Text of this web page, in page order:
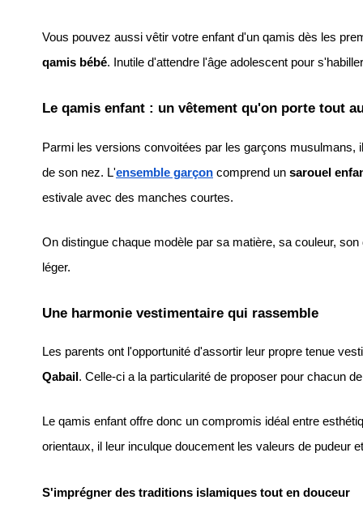
Vous pouvez aussi vêtir votre enfant d'un qamis dès les
qamis bébé. Inutile d'attendre l'âge adolescent pour
Le qamis enfant : un vêtement qu'on porte tout
Parmi les versions convoitées par les garçons musulmans,
de son nez. L'ensemble garçon comprend un sarouel
estivale avec des manches courtes.
On distingue chaque modèle par sa matière, sa couleur,
léger.
Une harmonie vestimentaire qui rassemble
Qabail . Celle-ci a la particularité de proposer pour chacun
Le qamis enfant offre donc un compromis idéal entre
orientaux, il leur inculque doucement les valeurs de pudeur
S'imprégner des traditions islamiques tout en douceur